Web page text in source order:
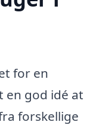
for en
en god idé at
forskellige